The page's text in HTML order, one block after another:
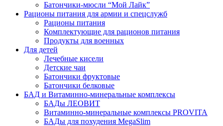
Батончики-мюсли “Мой Лайк”
Рационы питания для армии и спецслужб
Рационы питания
Комплектующие для рационов питания
Продукты для военных
Для детей
Лечебные кисели
Детские чаи
Батончики фруктовые
Батончики белковые
БАД и Витаминно-минеральные комплексы
БАДы ЛЕОВИТ
Витаминно-минеральные комплексы PROVITA
БАДы для похудения MegaSlim